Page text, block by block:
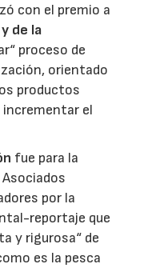
con el premio a
de la
proceso de
orientado
productos
el
fue para la
por la
reportaje que
y rigurosa“ de
es la pesca